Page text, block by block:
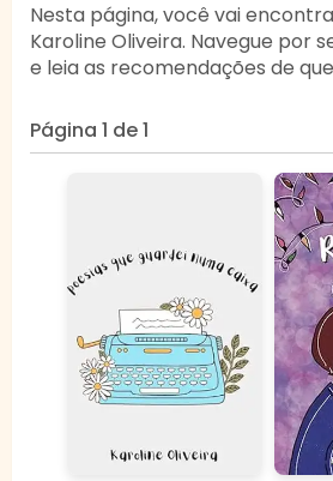
Nesta página, você vai
Karoline Oliveira. Navegue por
e leia as recomendações de
Página 1 de 1